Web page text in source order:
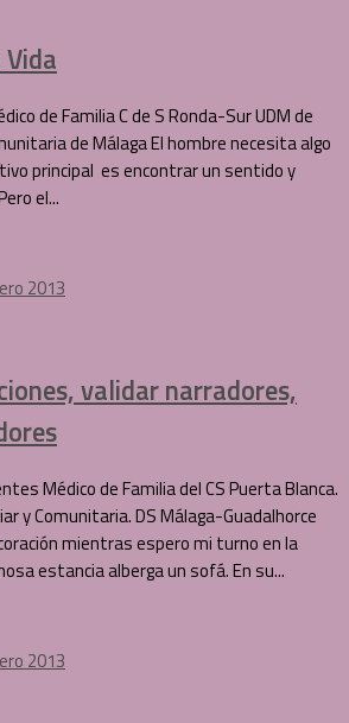
de Familia C de S Ronda-Sur UDM de
de Málaga El hombre necesita algo
principal es encontrar un sentido y
el...
2013
validar narradores,
Médico de Familia del CS Puerta Blanca.
y Comunitaria. DS Málaga-Guadalhorce
mientras espero mi turno en la
estancia alberga un sofá. En su...
2013